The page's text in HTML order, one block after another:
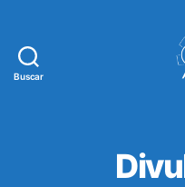
Buscar